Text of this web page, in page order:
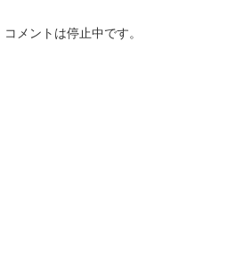
コメントは停止中です。